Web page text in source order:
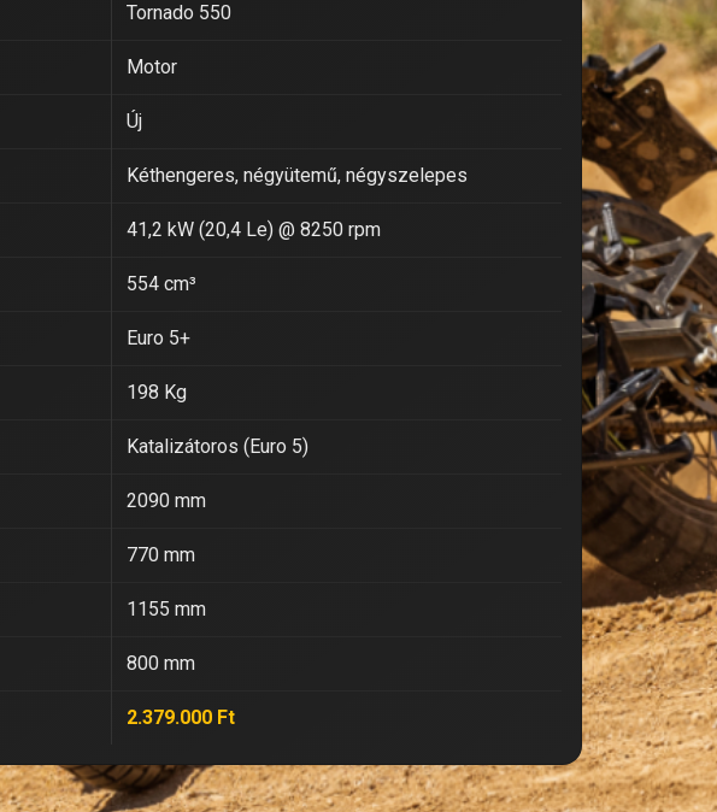
Tornado 550
Motor
Új
Kéthengeres, négyütemű, négyszelepes
41,2 kW (20,4 Le) @ 8250 rpm
554 cm³
Euro 5+
198 Kg
Katalizátoros (Euro 5)
2090 mm
770 mm
1155 mm
800 mm
2.379.000 Ft